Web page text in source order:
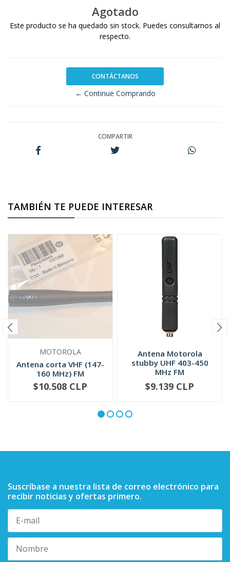
Agotado
Este producto se ha quedado sin stock. Puedes consultarnos al
respecto.
CONTÁCTANOS
← Continue Comprando
COMPARTIR
TAMBIÉN TE PUEDE INTERESAR
MOTOROLA
Antena corta VHF (147-
160 MHz) FM
PMAD4094
NO DISPONIBLE
$10.508 CLP
Antena Motorola
stubby UHF 403-450
MHz FM
+
$9.139 CLP
Suscríbase a nuestra lista de correo electrónico para
recibir noticias y ofertas primero.